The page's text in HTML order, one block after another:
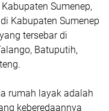
Sumenep,
Kabupaten Sumenep
tersebar di
Batuputih,
rumah layak adalah
keberedaannya